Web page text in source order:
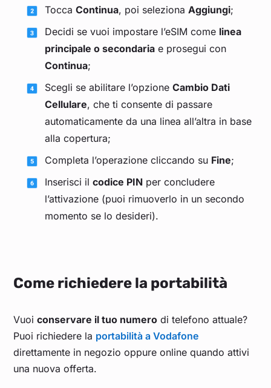
Tocca Continua, poi seleziona Aggiungi;
Decidi se vuoi impostare l’eSIM come linea
principale o secondaria e prosegui con
Continua;
Scegli se abilitare l’opzione Cambio Dati
Cellulare, che ti consente di passare
automaticamente da una linea all’altra in base
alla copertura;
Completa l’operazione cliccando su Fine;
Inserisci il codice PIN per concludere
l’attivazione (puoi rimuoverlo in un secondo
momento se lo desideri).
Come richiedere la portabilità
Vuoiconservare il tuo numero di telefono attuale?
Puoi richiedere la portabilità a Vodafone
direttamente in negozio oppure online quando attivi
una nuova offerta.